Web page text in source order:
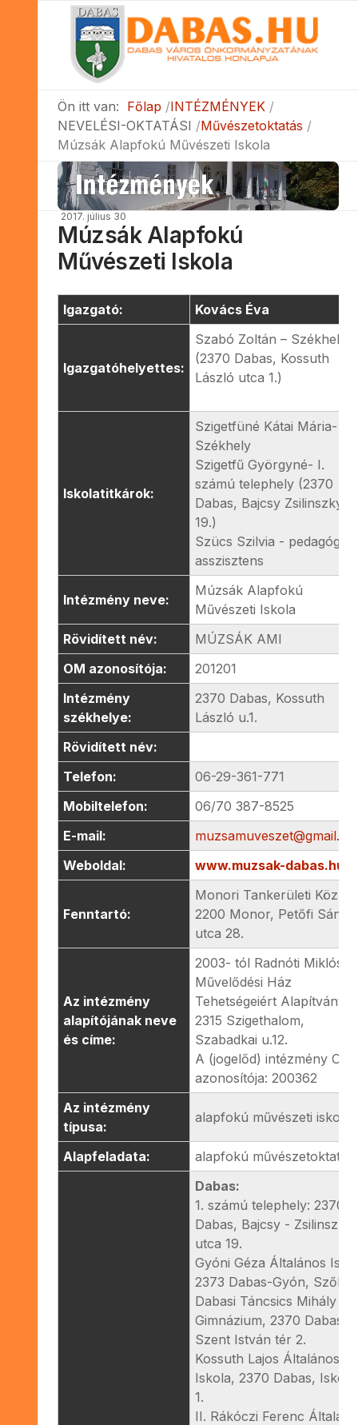
Ön itt van: Főlap
INTÉZMÉNYEK
NEVELÉSI-OKTATÁSI
Művészetoktatás
Múzsák Alapfokú Művészeti Iskola
2017. július 30
Múzsák Alapfokú
Művészeti Iskola
Igazgató: Kovács Éva
Igazgatóhelyettes:
Szabó Zoltán – Székhely
(2370 Dabas, Kossuth
László utca 1.)
Iskolatitkárok:
Szigetfüné Kátai Mária-
Székhely
Szigetfű Györgyné- I.
számú telephely (2370
Dabas, Bajcsy Zsilinszky u.
19.)
Szücs Szilvia - pedagógiai
asszisztens
Intézmény neve:
Múzsák Alapfokú
Művészeti Iskola
Rövidített név:
MÚZSÁK AMI
OM azonosítója:
201201
Intézmény
székhelye:
2370 Dabas, Kossuth
László u.1.
Rövidített név:
Telefon:
06-29-361-771
Mobiltelefon:
06/70 387-8525
E-mail:
Weboldal:
www.muzsak-dabas.hu
Fenntartó:
Monori Tankerületi
2200 Monor, Petőfi
utca 28.
Az intézmény
alapítójának neve
és címe:
2003- tól Radnóti Miklós
Művelődési Ház
Tehetségeiért Alapítvány
2315 Szigethalom,
Szabadkai u.12.
A (jogelőd) intézmény OM
azonosítója: 200362
Az intézmény
típusa:
alapfokú művészeti iskola
Alapfeladata: alapfokú művészetoktatás
Dabas:
1. számú telephely: 2370
Dabas, Bajcsy - Zsilinszky
utca 19.
Gyóni Géza Általános
2373 Dabas-Gyón, Szőlő
Dabasi Táncsics Mihály
Gimnázium, 2370 Dabas
Szent István tér 2.
Kossuth Lajos Általános
Iskola, 2370 Dabas,
1.
II. Rákóczi Ferenc